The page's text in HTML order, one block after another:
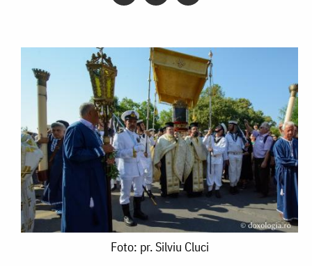
Foto: pr. Silviu Cluci